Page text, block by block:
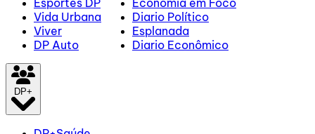
Vida Urbana
Viver
DP Auto
Diario Político
Esplanada
Diario Econômico
DP+